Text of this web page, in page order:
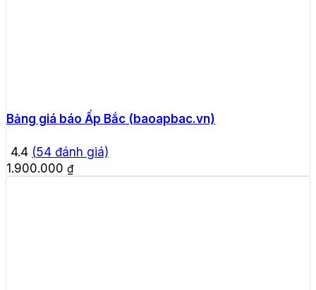
Bảng giá báo Ấp Bắc (baoapbac.vn)
4.4 (54 đánh giá)
1.900.000 ₫